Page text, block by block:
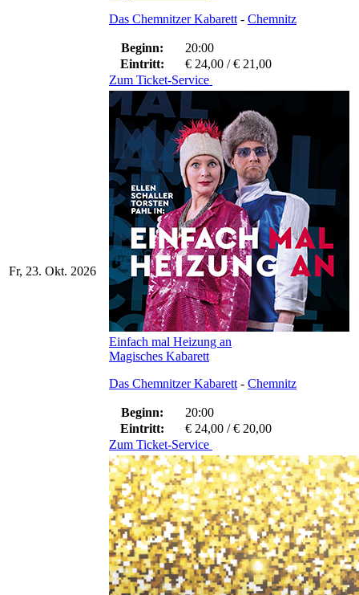
Das Chemnitzer Kabarett- Chemnitz
Beginn:
20:00
Eintritt:
€ 24,00 / € 21,00
Zum Ticket-Service
Fr, 23. Okt. 2026
Einfach mal Heizung an
Magisches Kabarett
Das Chemnitzer Kabarett- Chemnitz
Beginn:
20:00
Eintritt:
€ 24,00 / € 20,00
Zum Ticket-Service